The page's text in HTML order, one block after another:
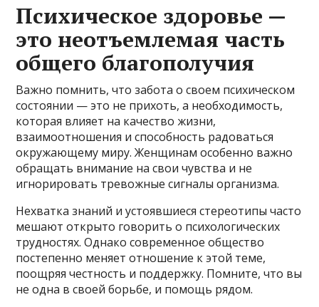
Психическое здоровье —
это неотъемлемая часть
общего благополучия
Важно помнить, что забота о своем психическом
состоянии — это не прихоть, а необходимость,
которая влияет на качество жизни,
взаимоотношения и способность радоваться
окружающему миру. Женщинам особенно важно
обращать внимание на свои чувства и не
игнорировать тревожные сигналы организма.
Нехватка знаний и устоявшиеся стереотипы часто
мешают открыто говорить о психологических
трудностях. Однако современное общество
постепенно меняет отношение к этой теме,
поощряя честность и поддержку. Помните, что вы
не одна в своей борьбе, и помощь рядом.